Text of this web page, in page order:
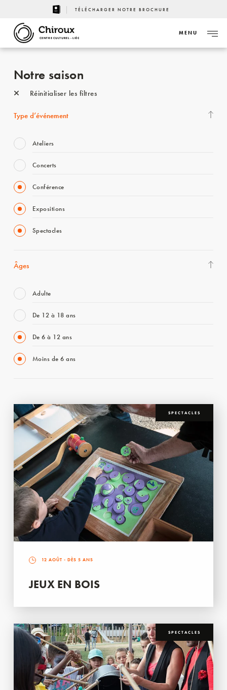
TÉLÉCHARGER NOTRE BROCHURE
CENTRE CULTUREL - LIÈGE
MENU
Notre saison
Réinitialiser les filtres
Type d’événement
Ateliers
Concerts
Conférence
Expositions
Spectacles
Âges
Adulte
De 12 à 18 ans
De 6 à 12 ans
Moins de 6 ans
SPECTACLES
12 AOÛT - DÈS 5 ANS
JEUX EN BOIS
SPECTACLES